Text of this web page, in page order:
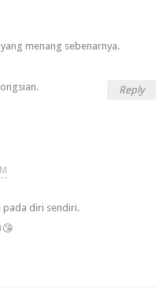
menang sebenarnya.
Reply
pada diri sendiri.